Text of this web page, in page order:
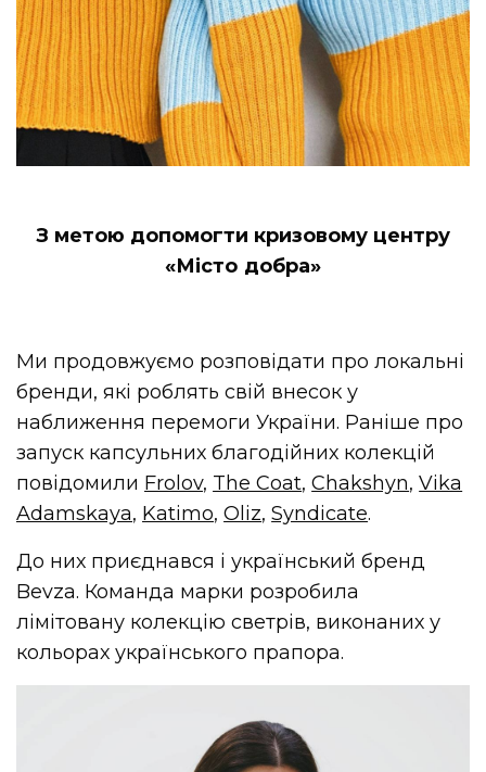
З метою допомогти кризовому центру
«Місто добра»
Ми продовжуємо розповідати про локальні
бренди, які роблять свій внесок у
наближення перемоги України. Раніше про
запуск капсульних благодійних колекцій
повідомили Frolov, The Coat,Chakshyn,Vika
Adamskaya, Katimo,Oliz,Syndicate.
До них приєднався і український бренд
Bevza. Команда марки розробила
лімітовану колекцію светрів, виконаних у
кольорах українського прапора.